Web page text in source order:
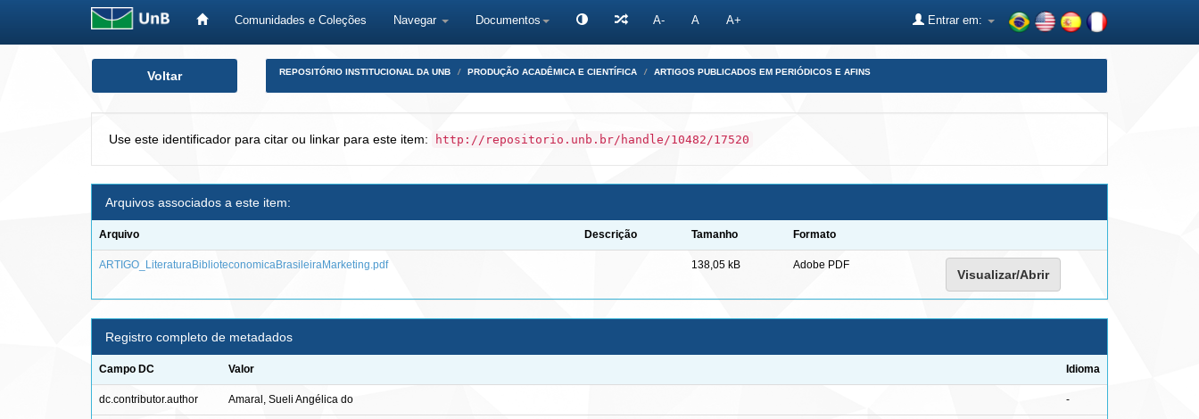
Comunidades e Coleções Navegar Documentos A- A A+ Entrar em:
Voltar REPOSITÓRIO INSTITUCIONAL DA UNB PRODUÇÃO ACADÊMICA E CIENTÍFICA ARTIGOS PUBLICADOS EM PERIÓDICOS E AFINS
Use este identificador para citar ou linkar para este item: http://repositorio.unb.br/handle/10482/17520
Arquivos associados a este item:
Arquivo Descrição Tamanho Formato
ARTIGO_LiteraturaBiblioteconomicaBrasileiraMarketing.pdf 138,05 kB Adobe PDF
Visualizar/Abrir
Registro completo de metadados
Campo DC Valor Idioma
dc.contributor.author Amaral, Sueli Angélica do -